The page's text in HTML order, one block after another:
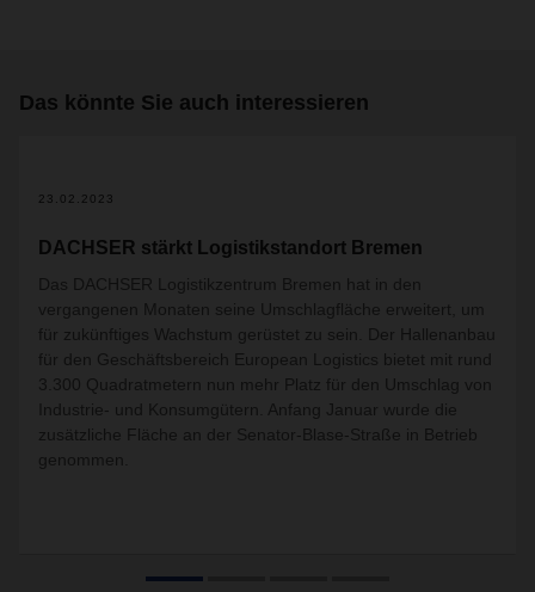
Das könnte Sie auch interessieren
23.02.2023
DACHSER stärkt Logistikstandort Bremen
Das DACHSER Logistikzentrum Bremen hat in den
vergangenen Monaten seine Umschlagfläche erweitert, um
für zukünftiges Wachstum gerüstet zu sein. Der Hallenanbau
für den Geschäftsbereich European Logistics bietet mit rund
3.300 Quadratmetern nun mehr Platz für den Umschlag von
Industrie- und Konsumgütern. Anfang Januar wurde die
zusätzliche Fläche an der Senator-Blase-Straße in Betrieb
genommen.